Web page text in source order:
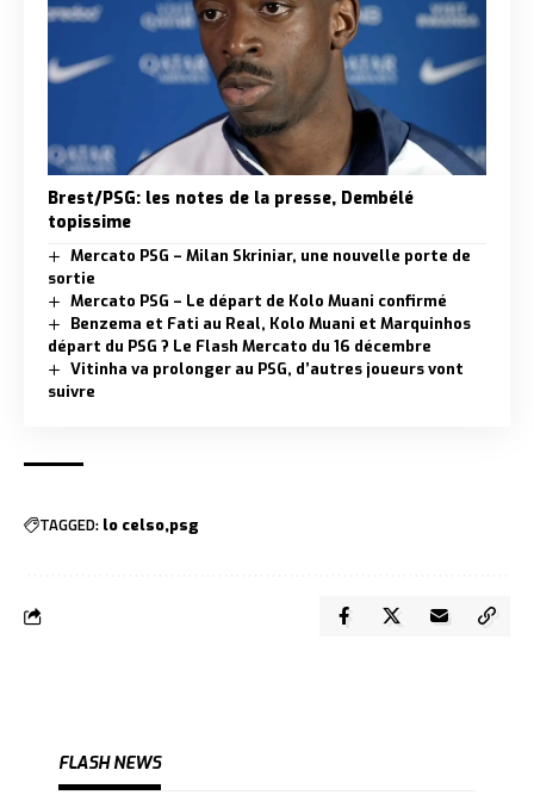
Brest/PSG: les notes de la presse, Dembélé
topissime
Mercato PSG – Milan Skriniar, une nouvelle porte de
sortie
Mercato PSG – Le départ de Kolo Muani confirmé
Benzema et Fati au Real, Kolo Muani et Marquinhos
départ du PSG ? Le Flash Mercato du 16 décembre
Vitinha va prolonger au PSG, d’autres joueurs vont
suivre
TAGGED: lo celso psg
FLASH NEWS